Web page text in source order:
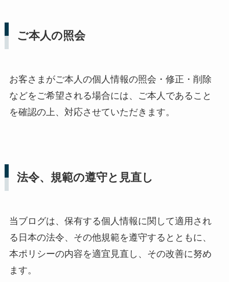
ご本人の照会
お客さまがご本人の個人情報の照会・修正・削除
などをご希望される場合には、ご本人であること
を確認の上、対応させていただきます。
法令、規範の遵守と見直し
当ブログは、保有する個人情報に関して適用され
る日本の法令、その他規範を遵守するとともに、
本ポリシーの内容を適宜見直し、その改善に努め
ます。